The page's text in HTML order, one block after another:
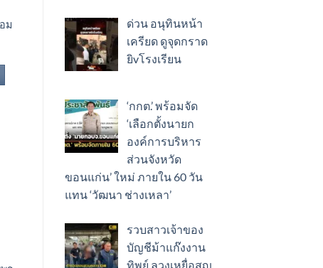
ม
ด่วน อนุทินหน้า
เครียด ดูจุดกราด
ยิvโรงเรียน ​
‘กกต.’ พร้อมจัด
‘เลือกตั้งนายก
องค์การบริหาร
ส่วนจังหวัด
ขอนแก่น’ ใหม่ ภายใน 60 วัน
แทน ‘วัฒนา ช่างเหลา’
รวบสาวเจ้าของ
บัญชีม้าแก๊งงาน
ทิพย์ ลวงเหยื่อสูญ